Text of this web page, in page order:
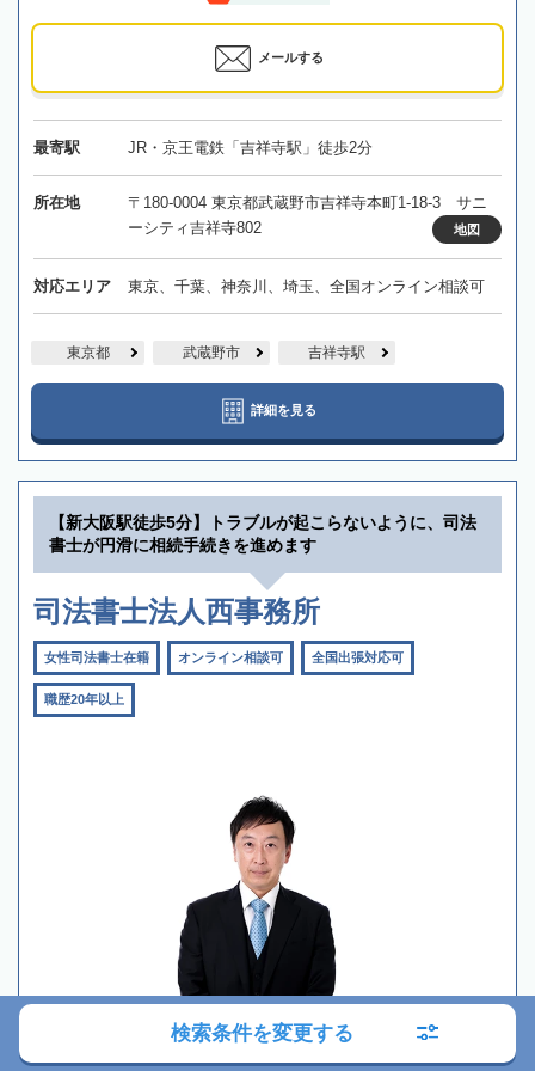
メールする
最寄駅 JR・京王電鉄「吉祥寺駅」徒歩2分
所在地
〒180-0004 東京都武蔵野市吉祥寺本町1-18-3 サニ
ーシティ吉祥寺802
地図
対応エリア 東京、千葉、神奈川、埼玉、全国オンライン相談可
東京都 武蔵野市 吉祥寺駅
詳細を見る
【新大阪駅徒歩5分】トラブルが起こらないように、司法
書士が円滑に相続手続きを進めます
司法書士法人西事務所
女性司法書士在籍 オンライン相談可 全国出張対応可
職歴20年以上
検索条件を変更する